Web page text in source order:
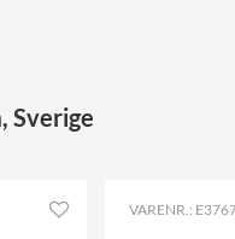
Sverige
VARENR.: